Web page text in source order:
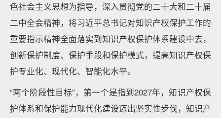
色社会主义思想为指导，深入贯彻党的二十大和二十届
二中全会精神，将习近平总书记对知识产权保护工作的
重要指示精神全面落实到知识产权保护体系建设中去，
创新保护制度、保护手段和保护模式，提高知识产权保
护专业化、现代化、智能化水平。
“两个阶段性目标”，第一个是指到2027年，知识产权保
护体系和保护能力现代化建设迈出坚实性步伐，知识产